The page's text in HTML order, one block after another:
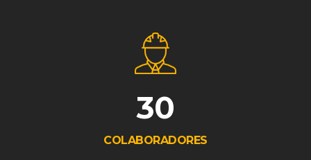
30
COLABORADORES